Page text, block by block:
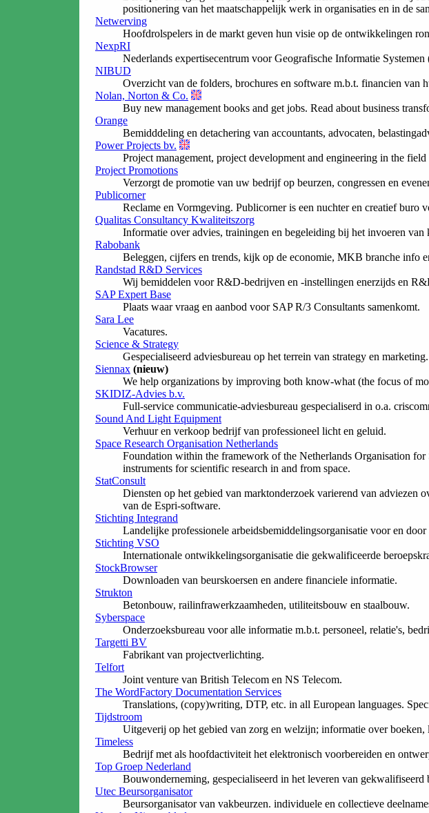
positionering van het maatschappelijk werk in organisaties en in de
Netwerving
Hoofdrolspelers in de markt geven hun visie op de ontwikkelingen
NexpRI
Nederlands expertisecentrum voor Geografische Informatie
NIBUD
Overzicht van de folders, brochures en software m.b.t. financien van
Nolan, Norton & Co.
Buy new management books and get jobs. Read about business
Orange
Bemidddeling en detachering van accountants, advocaten,
Power Projects bv.
Project management, project development and engineering in the
Project Promotions
Verzorgt de promotie van uw bedrijf op beurzen, congressen en
Publicorner
Reclame en Vormgeving. Publicorner is een nuchter en creatief buro
Qualitas Consultancy Kwaliteitszorg
Informatie over advies, trainingen en begeleiding bij het invoeren
Rabobank
Beleggen, cijfers en trends, kijk op de economie, MKB branche info
Randstad R&D Services
Wij bemiddelen voor R&D-bedrijven en -instellingen enerzijds en
SAP Expert Base
Plaats waar vraag en aanbod voor SAP R/3 Consultants samenkomt.
Sara Lee
Vacatures.
Science & Strategy
Gespecialiseerd adviesbureau op het terrein van strategy en marketing.
Siennax (nieuw)
We help organizations by improving both know-what (the focus of
SKIDIZ-Advies b.v.
Full-service communicatie-adviesbureau gespecialiserd in o.a.
Sound And Light Equipment
Verhuur en verkoop bedrijf van professioneel licht en geluid.
Space Research Organisation Netherlands
Foundation within the framework of the Netherlands Organisation
instruments for scientific research in and from space.
StatConsult
Diensten op het gebied van marktonderzoek varierend van adviezen
van de Espri-software.
Stichting Integrand
Landelijke professionele arbeidsbemiddelingsorganisatie voor en
Stichting VSO
Internationale ontwikkelingsorganisatie die gekwalificeerde
StockBrowser
Downloaden van beurskoersen en andere financiele informatie.
Strukton
Betonbouw, railinfrawerkzaamheden, utiliteitsbouw en staalbouw.
Syberspace
Onderzoeksbureau voor alle informatie m.b.t. personeel, relatie's,
Targetti BV
Fabrikant van projectverlichting.
Telfort
Joint venture van British Telecom en NS Telecom.
The WordFactory Documentation Services
Translations, (copy)writing, DTP, etc. in all European languages.
Tijdstroom
Uitgeverij op het gebied van zorg en welzijn; informatie over
Timeless
Bedrijf met als hoofdactiviteit het elektronisch voorbereiden en
Top Groep Nederland
Bouwonderneming, gespecialiseerd in het leveren van
Utec Beursorganisator
Beursorganisator van vakbeurzen. individuele en collectieve